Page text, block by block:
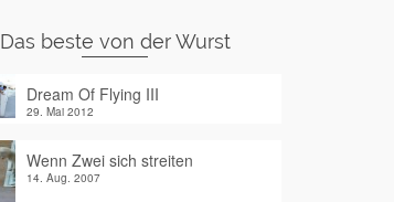
Das beste von der Wurst
Dream Of Flying III
29. Mai 2012
Wenn Zwei sich streiten
14. Aug. 2007